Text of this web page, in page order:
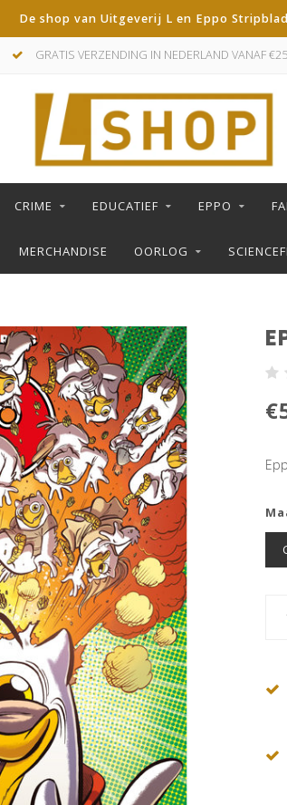
De shop van Uitgeverij L en Eppo Stripblad
GRATIS VERZENDING IN NEDERLAND VANAF €25
CRIME EDUCATIEF EPPO
MERCHANDISE OORLOG